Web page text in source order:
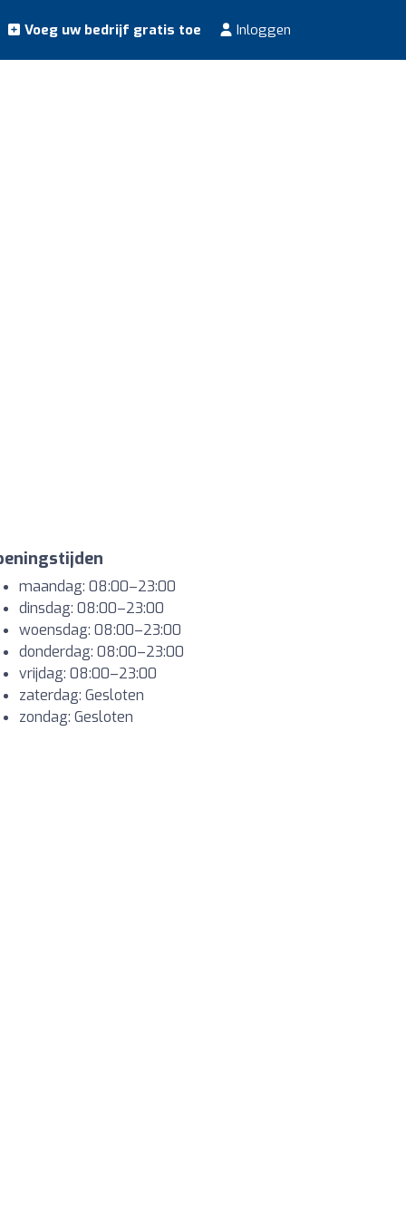
Voeg uw bedrijf gratis toe Inloggen
maandag: 08:00–23:00
dinsdag: 08:00–23:00
woensdag: 08:00–23:00
donderdag: 08:00–23:00
vrijdag: 08:00–23:00
zaterdag: Gesloten
zondag: Gesloten